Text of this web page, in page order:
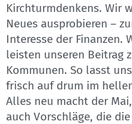
Kirchturmdenkens. Wir
Neues ausprobieren –
Interesse der Finanzen.
leisten unseren Beitrag
Kommunen. So lasst
frisch auf drum im
Alles neu macht der
auch Vorschläge, die